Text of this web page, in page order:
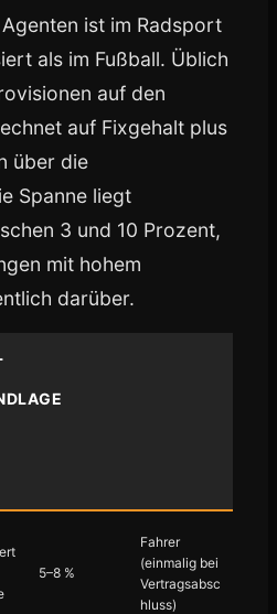
ist im Radsport
als im Fußball. Üblich
auf den
auf Fixgehalt plus
über die
Spanne liegt
3 und 10 Prozent,
mit hohem
darüber.
5–8 %
Fahrer
(einmalig bei
Vertragsabsc
hluss)